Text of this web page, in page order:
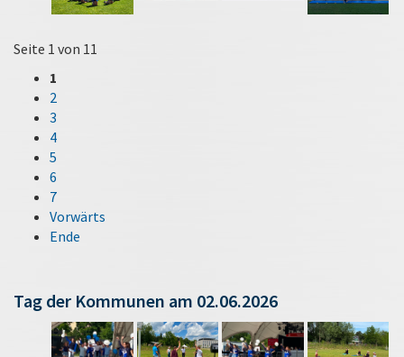
Seite 1 von 11
1
2
3
4
5
6
7
Vorwärts
Ende
Tag der Kommunen am 02.06.2026